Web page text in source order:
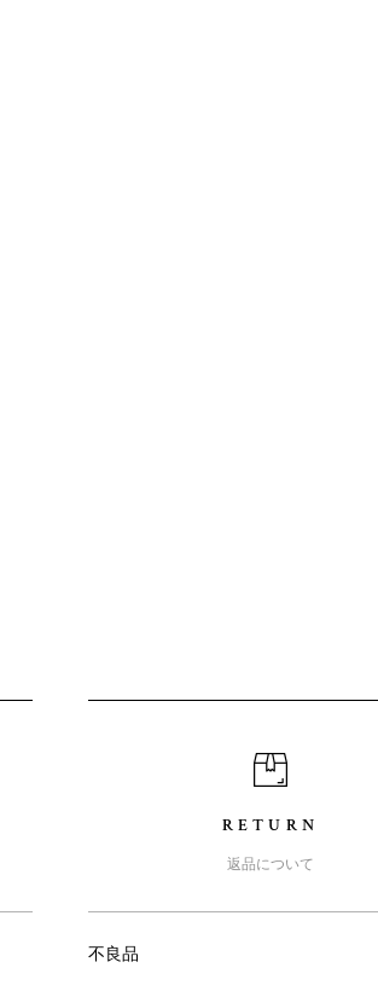
RETURN
返品について
不良品